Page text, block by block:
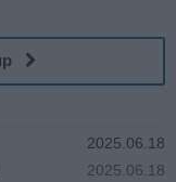
2025.06.18
2025.06.18